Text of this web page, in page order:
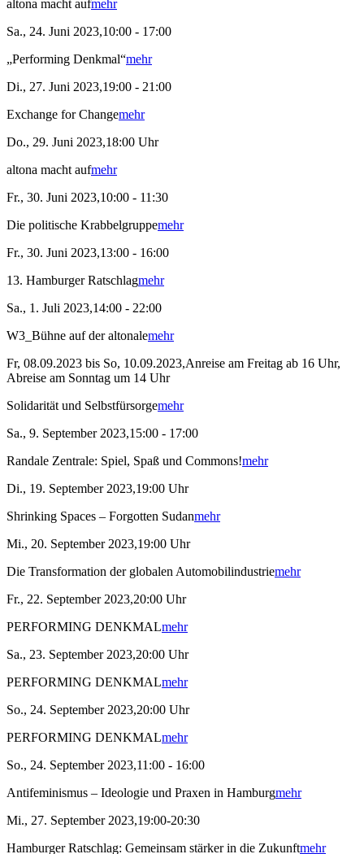
altona macht aufmehr
Sa., 24. Juni 2023,10:00 - 17:00
„Performing Denkmal“mehr
Di., 27. Juni 2023,19:00 - 21:00
Exchange for Changemehr
Do., 29. Juni 2023,18:00 Uhr
altona macht aufmehr
Fr., 30. Juni 2023,10:00 - 11:30
Die politische Krabbelgruppemehr
Fr., 30. Juni 2023,13:00 - 16:00
13. Hamburger Ratschlagmehr
Sa., 1. Juli 2023,14:00 - 22:00
W3_Bühne auf der altonalemehr
Fr, 08.09.2023 bis So, 10.09.2023,Anreise am Freitag ab 16 Uhr,
Abreise am Sonntag um 14 Uhr
Solidarität und Selbstfürsorgemehr
Sa., 9. September 2023,15:00 - 17:00
Randale Zentrale: Spiel, Spaß und Commons!mehr
Di., 19. September 2023,19:00 Uhr
Shrinking Spaces – Forgotten Sudanmehr
Mi., 20. September 2023,19:00 Uhr
Die Transformation der globalen Automobilindustriemehr
Fr., 22. September 2023,20:00 Uhr
PERFORMING DENKMALmehr
Sa., 23. September 2023,20:00 Uhr
PERFORMING DENKMALmehr
So., 24. September 2023,20:00 Uhr
PERFORMING DENKMALmehr
So., 24. September 2023,11:00 - 16:00
Antifeminismus – Ideologie und Praxen in Hamburgmehr
Mi., 27. September 2023,19:00-20:30
Hamburger Ratschlag: Gemeinsam stärker in die Zukunftmehr